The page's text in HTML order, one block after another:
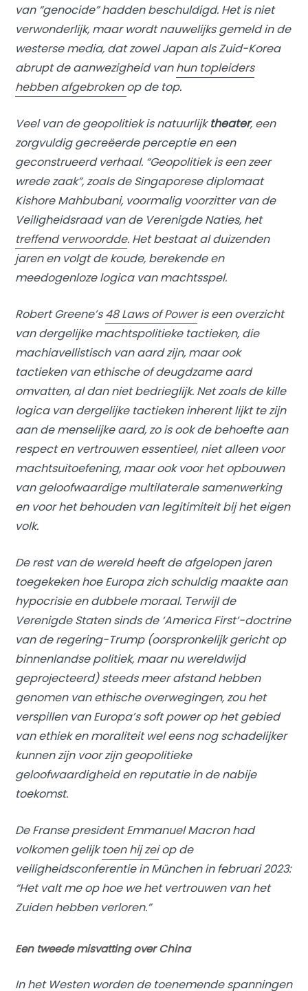
van “genocide” hadden beschuldigd. Het is niet
verwonderlijk, maar wordt nauwelijks gemeld in de
westerse media, dat zowel Japan als Zuid-Korea
abrupt de aanwezigheid vanhun topleiders
hebben afgebrokenop de top.
Veel van de geopolitiek is natuurlijktheater, een
zorgvuldig gecreëerde perceptie en een
geconstrueerd verhaal. “Geopolitiek is een zeer
wrede zaak”, zoals de Singaporese diplomaat
Kishore Mahbubani, voormalig voorzitter van de
Veiligheidsraad van de Verenigde Naties, het
treffend verwoordde. Het bestaat al duizenden
jaren en volgt de koude, berekende en
meedogenloze logica van machtsspel.
Robert Greene’s48 Laws of Poweris een overzicht
van dergelijke machtspolitieke tactieken, die
machiavellistisch van aard zijn, maar ook
tactieken van ethische of deugdzame aard
omvatten, al dan niet bedrieglijk. Net zoals de kille
logica van dergelijke tactieken inherent lijkt te zijn
aan de menselijke aard, zo is ook de behoefte aan
respect en vertrouwen essentieel, niet alleen voor
machtsuitoefening, maar ook voor het opbouwen
van geloofwaardige multilaterale samenwerking
en voor het behouden van legitimiteit bij het eigen
volk.
De rest van de wereld heeft de afgelopen jaren
toegekeken hoe Europa zich schuldig maakte aan
hypocrisie en dubbele moraal. Terwijl de
Verenigde Staten sinds de ‘America First’-doctrine
van de regering-Trump (oorspronkelijk gericht op
binnenlandse politiek, maar nu wereldwijd
geprojecteerd) steeds meer afstand hebben
genomen van ethische overwegingen, zou het
verspillen van Europa’s soft power op het gebied
van ethiek en moraliteit wel eens nog schadelijker
kunnen zijn voor zijn geopolitieke
geloofwaardigheid en reputatie in de nabije
toekomst.
De Franse president Emmanuel Macron had
volkomen gelijktoen hij zeiop de
veiligheidsconferentie in München in februari 2023:
“Het valt me op hoe we het vertrouwen van het
Zuiden hebben verloren.”
Een tweede misvatting over China
In het Westen worden de toenemende spanningen